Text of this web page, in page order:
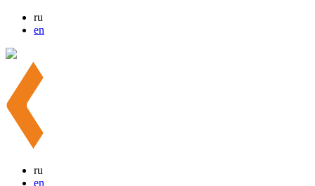
ru
en
ru
en